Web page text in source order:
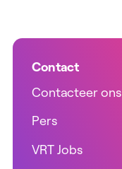
Contact
Contacteer ons
Pers
VRT Jobs